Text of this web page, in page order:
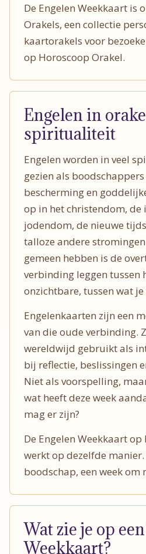
De Engelen Weekkaart is
Orakels, een collectie
kaartorakels voor
op Horoscoop Orakel.
Engelen in
spiritualiteit
Engelen worden in veel
gezien als
bescherming en
op in het christendom, de
jodendom, de nieuwe
talloze andere
gemeen hebben is de
verbinding leggen tussen
onzichtbare, tussen wat
Engelenkaarten zijn een
van die oude verbinding.
wereldwijd gebruikt als
bij reflectie, beslissingen
Niet als voorspelling,
wat heeft deze week
mag er zijn?
De Engelen Weekkaart
werkt op dezelfde manier.
boodschap, een week om
Wat zie je op
Weekkaart?